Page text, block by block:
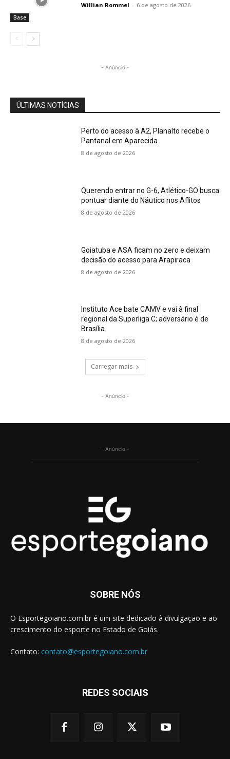
Base
Willian Rommel - 6 de agosto de 2026
- Anúncio -
ÚLTIMAS NOTÍCIAS
Perto do acesso à A2, Planalto recebe o
Pantanal em Aparecida
8 de agosto de 2026
Querendo entrar no G-6, Atlético-GO busca
pontuar diante do Náutico nos Aflitos
8 de agosto de 2026
Goiatuba e ASA ficam no zero e deixam
decisão do acesso para Arapiraca
8 de agosto de 2026
Instituto Ace bate CAMV e vai à final
regional da Superliga C; adversário é de
Brasília
8 de agosto de 2026
Carregar mais
- Anúncio -
- Anúncio -
SOBRE NÓS
O Esportegoiano.com.br é um site dedicado à divulgação e ao
crescimento do esporte no Estado de Goiás.
Contato: contato@esportegoiano.com.br
REDES SOCIAIS